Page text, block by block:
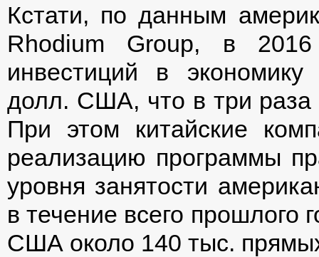
Кстати, по данным
Rhodium Group, в
инвестиций в
долл. США, что в три раза
При этом китайские
реализацию программы
уровня занятости
в течение всего прошлого
США около 140 тыс.